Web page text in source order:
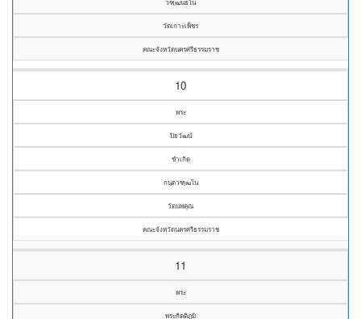
วฑฺฒนธโน
วัดเกาะเพ็ชร
คณะจังหวัดนครศรีธรรมราช
10
พระ
ปิยวัฒน์
ขำเกิด
กนฺตวฑฺฒโน
วัดนพคุณ
คณะจังหวัดนครศรีธรรมราช
11
พระ
พระกิตติภูมิ